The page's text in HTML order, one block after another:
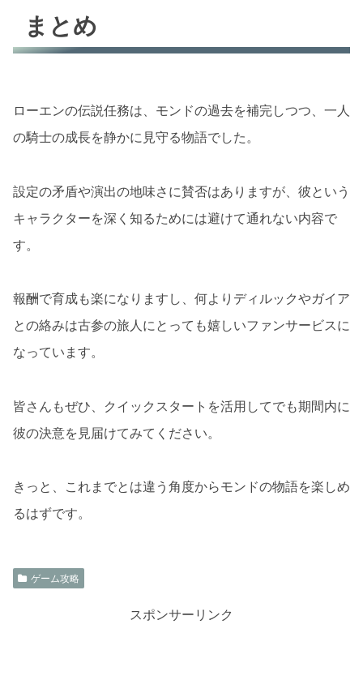
まとめ
ローエンの伝説任務は、モンドの過去を補完しつつ、一人
の騎士の成長を静かに見守る物語でした。
設定の矛盾や演出の地味さに賛否はありますが、彼という
キャラクターを深く知るためには避けて通れない内容で
す。
報酬で育成も楽になりますし、何よりディルックやガイア
との絡みは古参の旅人にとっても嬉しいファンサービスに
なっています。
皆さんもぜひ、クイックスタートを活用してでも期間内に
彼の決意を見届けてみてください。
きっと、これまでとは違う角度からモンドの物語を楽しめ
るはずです。
ゲーム攻略
スポンサーリンク